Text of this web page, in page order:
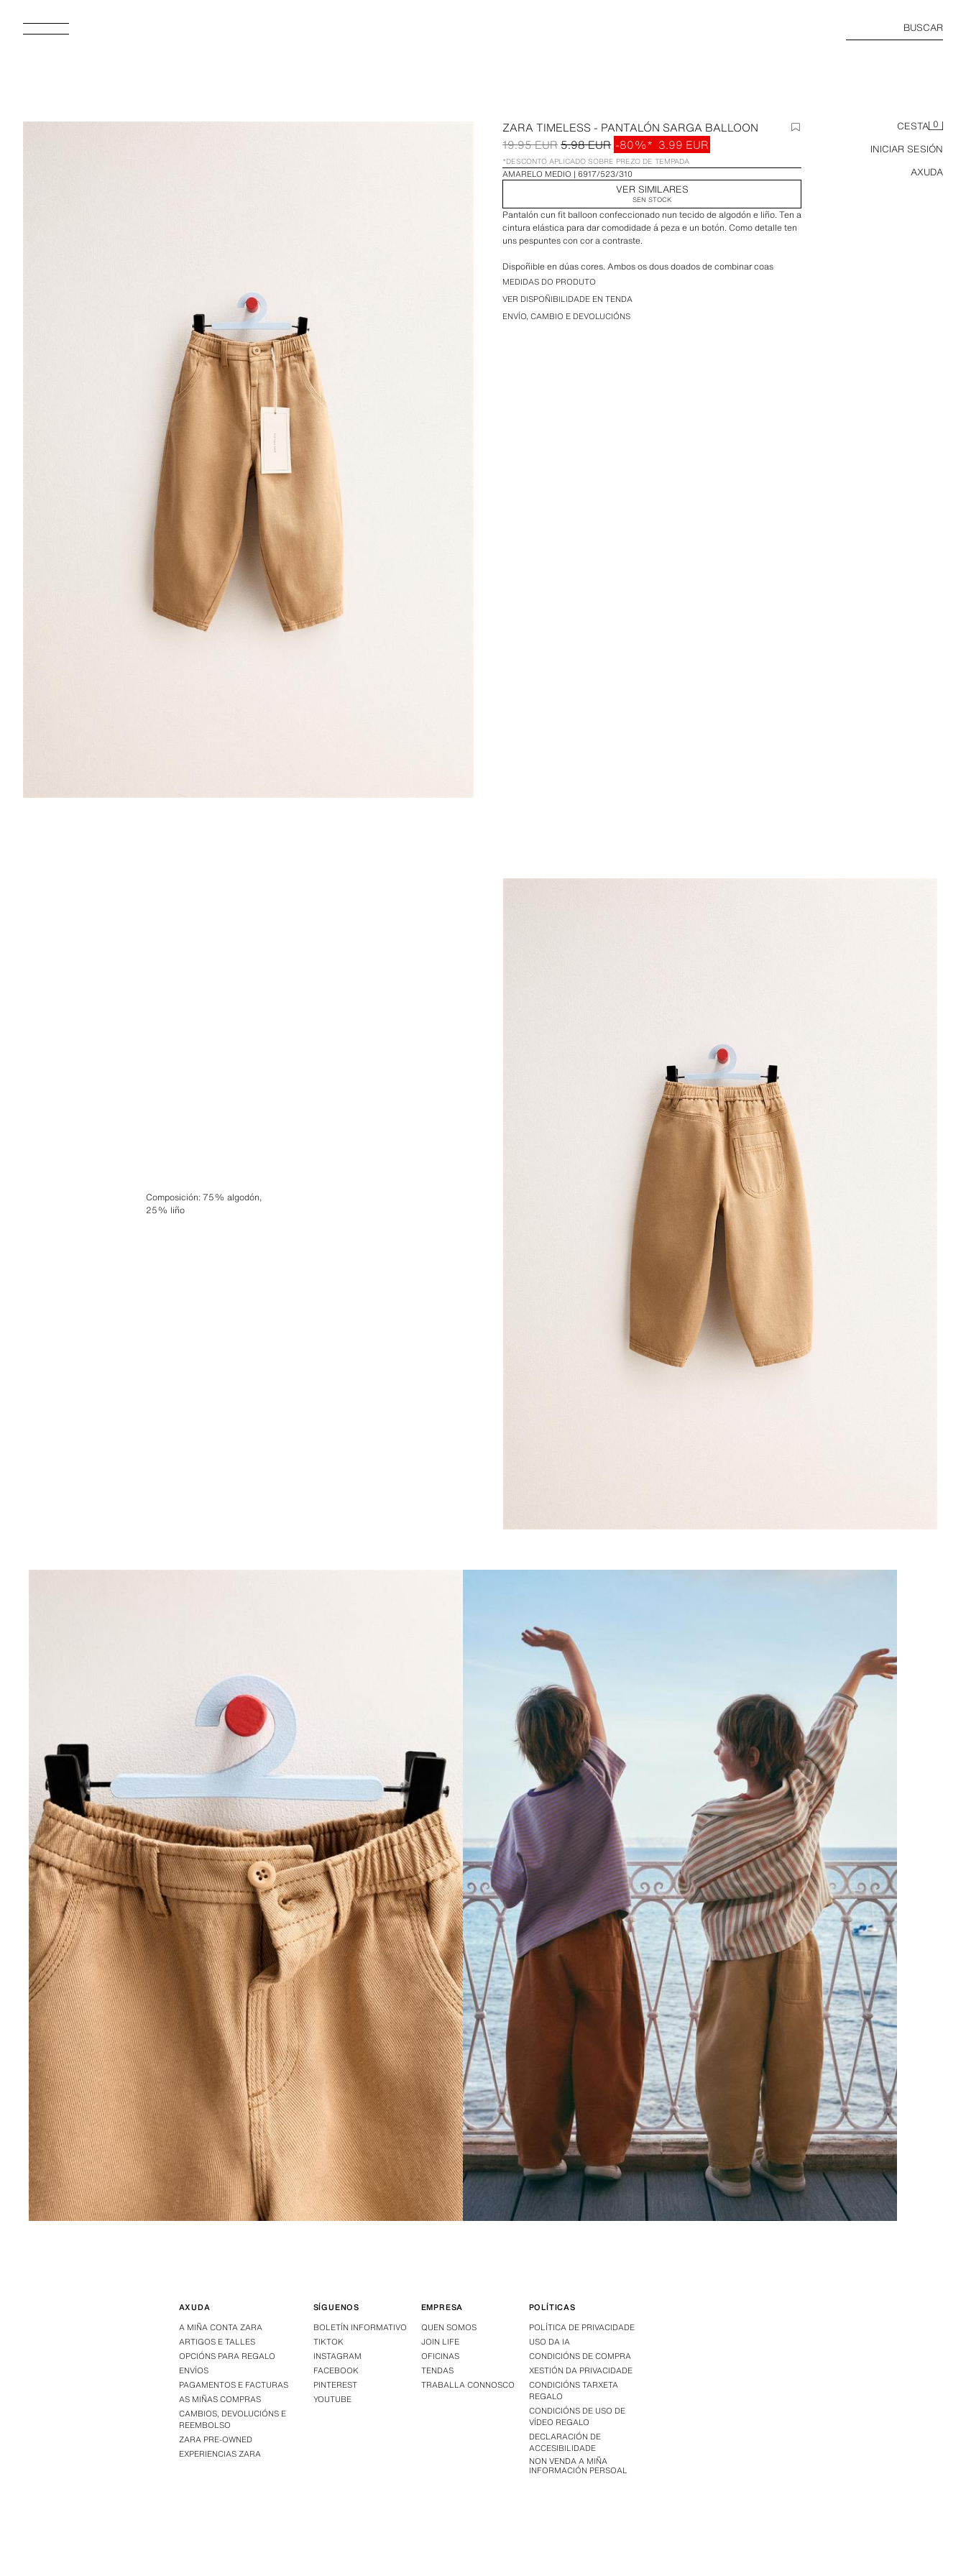
BUSCAR
CESTA 0
INICIAR SESIÓN
AXUDA
ZARA TIMELESS - PANTALÓN SARGA BALLOON
19.95 EUR5.98 EUR -80%* 3.99 EUR
*DESCONTO APLICADO SOBRE PREZO DE TEMPADA
AMARELO MEDIO 6917/523/310
VER SIMILARES
SEN STOCK
Pantalón cun fit balloon confeccionado nun tecido de algodón e liño. Ten a
cintura elástica para dar comodidade á peza e un botón. Como detalle ten
uns pespuntes con cor a contraste.
Dispoñible en dúas cores. Ambos os dous doados de combinar coas
camisetas desta mesma colección.
Se non está seguro do talle, recomendámoslle que se guíe polo noso
asistente de talles ou que se poña en contacto connosco, estaremos
MEDIDAS DO PRODUTO
VER DISPOÑIBILIDADE EN TENDA
ENVÍO, CAMBIO E DEVOLUCIÓNS
Composición:75% algodón,
25% liño
AXUDA
A MIÑA CONTA ZARA
ARTIGOS E TALLES
OPCIÓNS PARA REGALO
ENVÍOS
PAGAMENTOS E FACTURAS
AS MIÑAS COMPRAS
CAMBIOS, DEVOLUCIÓNS E
REEMBOLSO
ZARA PRE-OWNED
EXPERIENCIAS ZARA
SÍGUENOS
BOLETÍN INFORMATIVO
TIKTOK
INSTAGRAM
FACEBOOK
PINTEREST
YOUTUBE
EMPRESA
QUEN SOMOS
JOIN LIFE
OFICINAS
TENDAS
TRABALLA CONNOSCO
POLÍTICAS
POLÍTICA DE PRIVACIDADE
USO DA IA
CONDICIÓNS DE COMPRA
XESTIÓN DA PRIVACIDADE
CONDICIÓNS TARXETA
REGALO
CONDICIÓNS DE USO DE
VÍDEO REGALO
DECLARACIÓN DE
ACCESIBILIDADE
NON VENDA A MIÑA
INFORMACIÓN PERSOAL